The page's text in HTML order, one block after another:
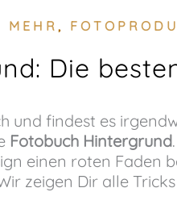
MEHR,
Die
Fotobuch Hintergrund
einen roten Faden
zeigen Dir alle